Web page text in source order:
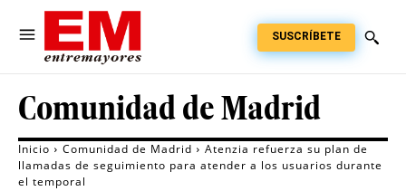
SUSCRÍBETE
Comunidad de Madrid
Inicio Comunidad de Madrid
Atenzia refuerza su plan de
llamadas de seguimiento para atender a los usuarios durante
el temporal